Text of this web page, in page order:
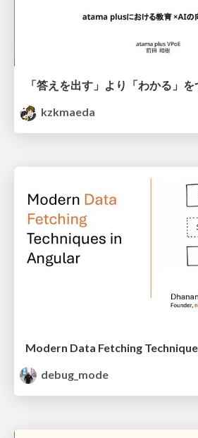
「答えを出す」より「わかる」を
kzkmaeda
Modern Data Fetching
debug_mode